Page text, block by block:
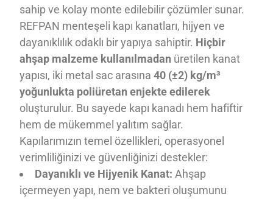
sahip ve kolay monte edilebilir çözümler sunar.
REFPAN menteşeli kapı kanatları, hijyen ve
dayanıklılık odaklı bir yapıya sahiptir. Hiçbir
ahşap malzeme kullanılmadan üretilen kanat
yapısı, iki metal sac arasına40 (±2) kg/m³
yoğunlukta poliüretan enjekte edilerek
oluşturulur. Bu sayede kapı kanadı hem hafiftir
hem de mükemmel yalıtım sağlar.
Kapılarımızın temel özellikleri, operasyonel
verimliliğinizi ve güvenliğinizi destekler:
Dayanıklı ve Hijyenik Kanat: Ahşap
içermeyen yapı, nem ve bakteri oluşumunu